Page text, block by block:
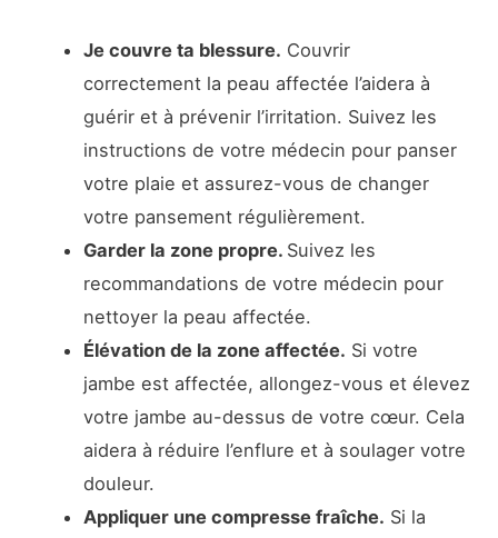
Je couvre ta blessure. Couvrir
correctement la peau affectée l’aidera à
guérir et à prévenir l’irritation. Suivez les
instructions de votre médecin pour panser
votre plaie et assurez-vous de changer
votre pansement régulièrement.
Garder la zone propre. Suivez les
recommandations de votre médecin pour
nettoyer la peau affectée.
Élévation de la zone affectée. Si votre
jambe est affectée, allongez-vous et élevez
votre jambe au-dessus de votre cœur. Cela
aidera à réduire l’enflure et à soulager votre
douleur.
Appliquer une compresse fraîche. Si la